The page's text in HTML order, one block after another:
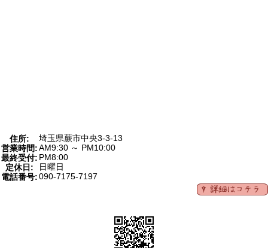
住所:
埼玉県蕨市中央3-3-13
営業時間:AM9:30 ～ PM10:00
最終受付: PM8:00
定休日:
日曜日
電話番号:090-7175-7197